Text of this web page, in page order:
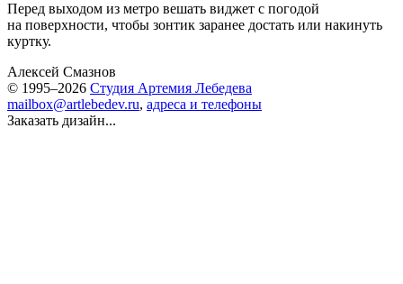
Перед выходом из метро вешать виджет с погодой
на поверхности, чтобы зонтик заранее достать или накинуть
куртку.
Алексей Смазнов
© 1995–2026 Студия Артемия Лебедева
mailbox@artlebedev.ru, адреса и телефоны
Заказать дизайн...